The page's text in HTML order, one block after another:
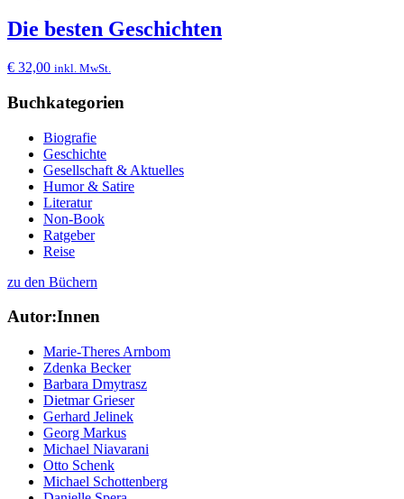
Die besten Geschichten
€ 32,00 inkl. MwSt.
Buchkategorien
Biografie
Geschichte
Gesellschaft & Aktuelles
Humor & Satire
Literatur
Non-Book
Ratgeber
Reise
zu den Büchern
Autor:Innen
Marie-Theres Arnbom
Zdenka Becker
Barbara Dmytrasz
Dietmar Grieser
Gerhard Jelinek
Georg Markus
Michael Niavarani
Otto Schenk
Michael Schottenberg